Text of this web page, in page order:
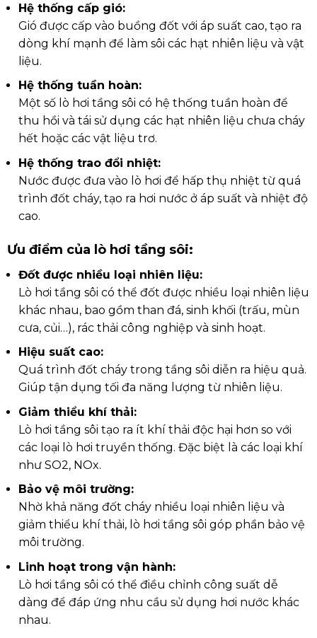
Hệ thống cấp gió:
Gió được cấp vào buồng đốt với áp suất cao, tạo ra
dòng khí mạnh để làm sôi các hạt nhiên liệu và vật
liệu.
Hệ thống tuần hoàn:
Một số lò hơi tầng sôi có hệ thống tuần hoàn để
thu hồi và tái sử dụng các hạt nhiên liệu chưa cháy
hết hoặc các vật liệu trơ.
Hệ thống trao đổi nhiệt:
Nước được đưa vào lò hơi để hấp thụ nhiệt từ quá
trình đốt cháy, tạo ra hơi nước ở áp suất và nhiệt độ
cao.
Ưu điểm của lò hơi tầng sôi:
Đốt được nhiều loại nhiên liệu:
Lò hơi tầng sôi có thể đốt được nhiều loại nhiên liệu
khác nhau, bao gồm than đá, sinh khối (trấu, mùn
cưa, củi…), rác thải công nghiệp và sinh hoạt.
Hiệu suất cao:
Quá trình đốt cháy trong tầng sôi diễn ra hiệu quả.
Giúp tận dụng tối đa năng lượng từ nhiên liệu.
Giảm thiểu khí thải:
Lò hơi tầng sôi tạo ra ít khí thải độc hại hơn so với
các loại lò hơi truyền thống. Đặc biệt là các loại khí
như SO2, NOx.
Bảo vệ môi trường:
Nhờ khả năng đốt cháy nhiều loại nhiên liệu và
giảm thiểu khí thải, lò hơi tầng sôi góp phần bảo vệ
môi trường.
Linh hoạt trong vận hành:
Lò hơi tầng sôi có thể điều chỉnh công suất dễ
dàng để đáp ứng nhu cầu sử dụng hơi nước khác
nhau.